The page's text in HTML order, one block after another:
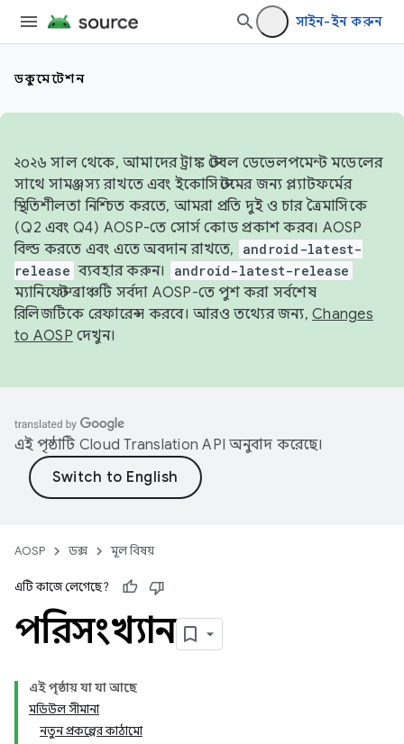
সাইন-ইন করুন
ডকুমেন্টেশন
২০২৬ সাল থেকে, আমাদের ট্রাঙ্ক স্টেবল ডেভেলপমেন্ট মডেলের
সাথে সামঞ্জস্য রাখতে এবং ইকোসিস্টেমের জন্য প্ল্যাটফর্মের
স্থিতিশীলতা নিশ্চিত করতে, আমরা প্রতি দুই ও চার ত্রৈমাসিকে
(Q2 এবং Q4) AOSP-তে সোর্স কোড প্রকাশ করব। AOSP
বিল্ড করতে এবং এতে অবদান রাখতে,
android-latest-
release ব্যবহার করুন। android-latest-release
ম্যানিফেস্ট ব্রাঞ্চটি সর্বদা AOSP-তে পুশ করা সর্বশেষ
রিলিজটিকে রেফারেন্স করবে। আরও তথ্যের জন্য, Changes
to AOSP দেখুন।
এই পৃষ্ঠাটি Cloud Translation API অনুবাদ করেছে।
AOSP ডক্স মূল বিষয়
এটি কাজে লেগেছে?
পরিসংখ্যান
এই পৃষ্ঠায় যা যা আছে
মডিউল সীমানা
নতুন প্রকল্পের কাঠামো